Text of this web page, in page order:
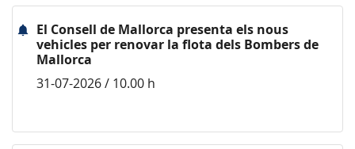
El Consell de Mallorca presenta els nous
vehicles per renovar la flota dels Bombers de
Mallorca
31-07-2026 / 10.00 h